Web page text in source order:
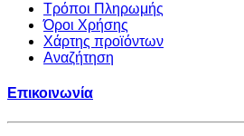
Τρόποι Πληρωμής
Όροι Χρήσης
Χάρτης προϊόντων
Αναζήτηση
Επικοινωνία